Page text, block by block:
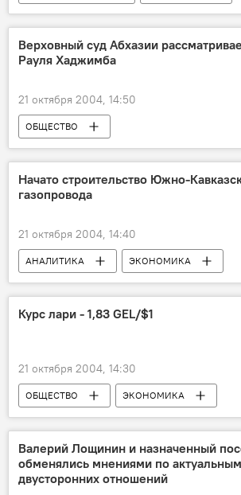
Верховный суд Абхазии
Рауля Хаджимба
21 октября 2004, 14:50
ОБЩЕСТВО
Начато строительство Южно-
газопровода
21 октября 2004, 14:40
АНАЛИТИКА
ЭКОНОМИКА
ОБЩЕСТВО
Курс лари - 1,83 GEL/$1
21 октября 2004, 14:30
ОБЩЕСТВО ЭКОНОМИКА
Валерий Лощинин и назначенный
обменялись мнениями по
двусторонних отношений